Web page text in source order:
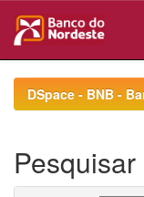
navigationDSpace - BNB -
Pesquisar